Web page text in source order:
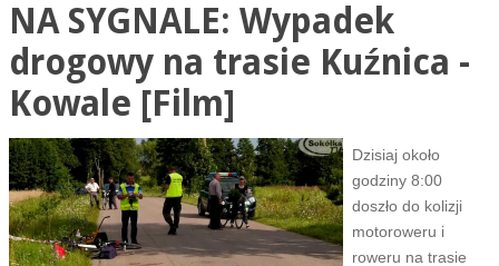
NA SYGNALE: Wypadek
drogowy na trasie Kuźnica -
Kowale [Film]
Dzisiaj około
godziny 8:00
doszło do kolizji
motoroweru i
roweru na trasie